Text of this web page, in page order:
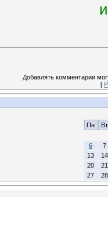
Добавлять комментарии
[
Пн Вт
6
7
13
14
20
21
27
28